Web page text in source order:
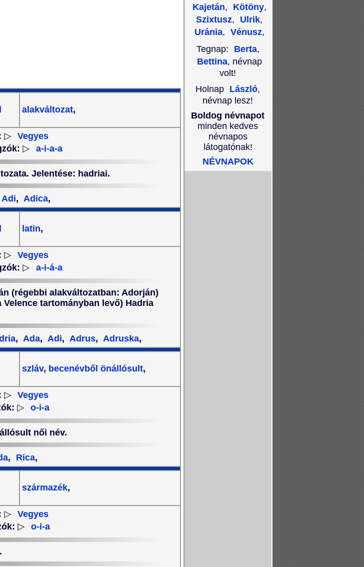
alakváltozat,
▷
Vegyes
▷ a-i-a-a
Jelentése: hadriai.
Adi, Adica,
latin,
▷
Vegyes
▷ a-i-á-a
(régebbi alakváltozatban: Adorján)
tartományban levő) Hadria
, Ada, Adi, Adrus, Adruska,
szláv, becenévből önállósult,
▷
Vegyes
▷ o-i-a
női név.
, Rica,
származék,
▷
Vegyes
▷ o-i-a
Kajetán, Kötöny,
Szixtusz, Ulrik,
Uránia, Vénusz,
Tegnap:
Berta,
Bettina, névnap
volt!
Holnap László,
névnap lesz!
Boldog névnapot
minden kedves
névnapos
látogatónak!
NÉVNAPOK